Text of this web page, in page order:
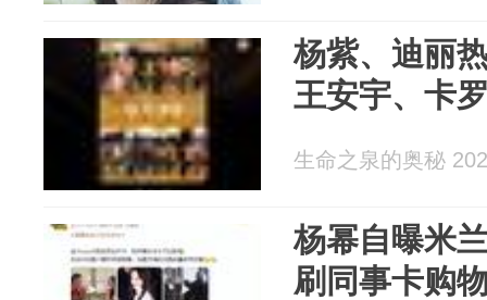
杨紫、迪丽
王安宇、卡
生命之泉的奥秘
杨幂自曝米
刷同事卡购